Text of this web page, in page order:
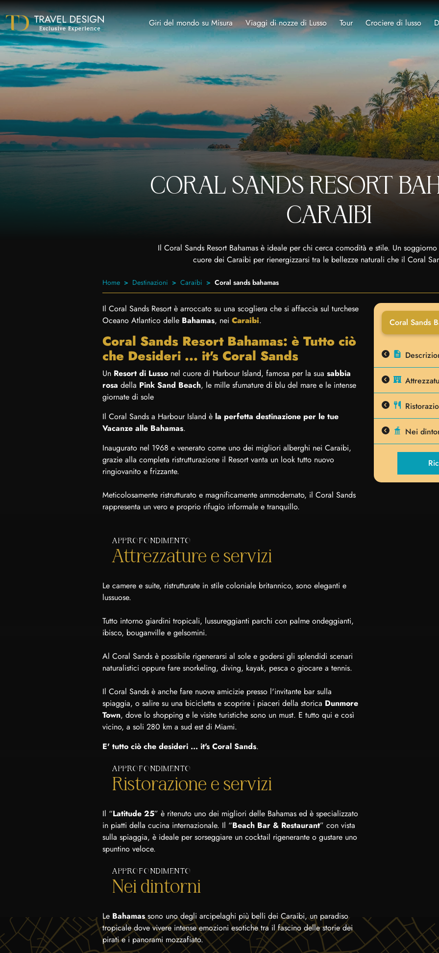
Giri del mondo su Misura Viaggi di nozze di Lusso Tour Crociere di lusso
CORAL SANDS RESORT
CARAIBI
Il Coral Sands Resort Bahamas è ideale per chi cerca comodità e stile. Un
cuore dei Caraibi per rienergizzarsi tra le bellezze naturali che il Coral
Home Destinazioni Caraibi Coral sands bahamas
Il Coral Sands Resort è arroccato su una scogliera che si affaccia sul turchese
Oceano Atlantico delle Bahamas, nei Caraibi.
Coral Sands Resort Bahamas: è Tutto ciò
che Desideri ... it's Coral Sands
Un Resort di Lusso nel cuore di Harbour Island, famosa per la sua sabbia
rosa della Pink Sand Beach, le mille sfumature di blu del mare e le intense
giornate di sole
Il Coral Sands a Harbour Island è la perfetta destinazione per le tue
Vacanze alle Bahamas.
Inaugurato nel 1968 e venerato come uno dei migliori alberghi nei Caraibi,
grazie alla completa ristrutturazione il Resort vanta un look tutto nuovo
ringiovanito e frizzante.
Meticolosamente ristrutturato e magnificamente ammodernato, il Coral Sands
rappresenta un vero e proprio rifugio informale e tranquillo.
APPROFONDIMENTO
Attrezzature e servizi
Le camere e suite, ristrutturate in stile coloniale britannico, sono eleganti e
lussuose.
Tutto intorno giardini tropicali, lussureggianti parchi con palme ondeggianti,
ibisco, bouganville e gelsomini.
Al Coral Sands è possibile rigenerarsi al sole e godersi gli splendidi scenari
naturalistici oppure fare snorkeling, diving, kayak, pesca o giocare a tennis.
Il Coral Sands è anche fare nuove amicizie presso l'invitante bar sulla
spiaggia, o salire su una bicicletta e scoprire i piaceri della storica Dunmore
Town, dove lo shopping e le visite turistiche sono un must. E tutto qui e così
vicino, a soli 280 km a sud est di Miami.
E' tutto ciò che desideri ... it's Coral Sands.
APPROFONDIMENTO
Ristorazione e servizi
Il “Latitude 25” è ritenuto uno dei migliori delle Bahamas ed è specializzato
in piatti della cucina internazionale. Il “Beach Bar & Restaurant” con vista
sulla spiaggia, è ideale per sorseggiare un cocktail rigenerante o gustare uno
spuntino veloce.
APPROFONDIMENTO
Nei dintorni
Le Bahamassono uno degli arcipelaghi più belli dei Caraibi, un paradiso
tropicale dove vivere intense emozioni esotiche tra il fascino delle storie dei
pirati e i panorami mozzafiato.
Coral Sands
Nei